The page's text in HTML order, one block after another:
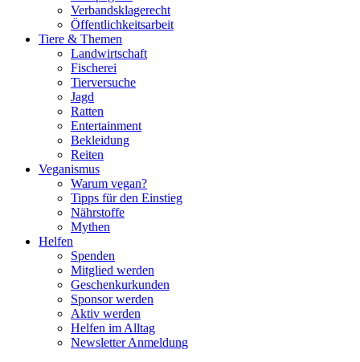
Verbandsklagerecht
Öffentlichkeitsarbeit
Tiere & Themen
Landwirtschaft
Fischerei
Tierversuche
Jagd
Ratten
Entertainment
Bekleidung
Reiten
Veganismus
Warum vegan?
Tipps für den Einstieg
Nährstoffe
Mythen
Helfen
Spenden
Mitglied werden
Geschenkurkunden
Sponsor werden
Aktiv werden
Helfen im Alltag
Newsletter Anmeldung